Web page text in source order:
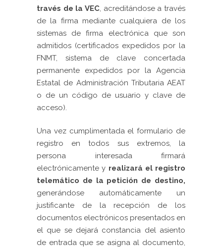
través de la VEC, acreditándose a través
de la firma mediante cualquiera de los
sistemas de firma electrónica que son
admitidos (certificados expedidos por la
FNMT, sistema de clave concertada
permanente expedidos por la Agencia
Estatal de Administración Tributaria AEAT
o de un código de usuario y clave de
acceso).
Una vez cumplimentada el formulario de
registro en todos sus extremos, la
persona interesada firmará
electrónicamente y realizará el registro
telemático de la petición de destino,
generándose automáticamente un
justificante de la recepción de los
documentos electrónicos presentados en
el que se dejará constancia del asiento
de entrada que se asigna al documento,